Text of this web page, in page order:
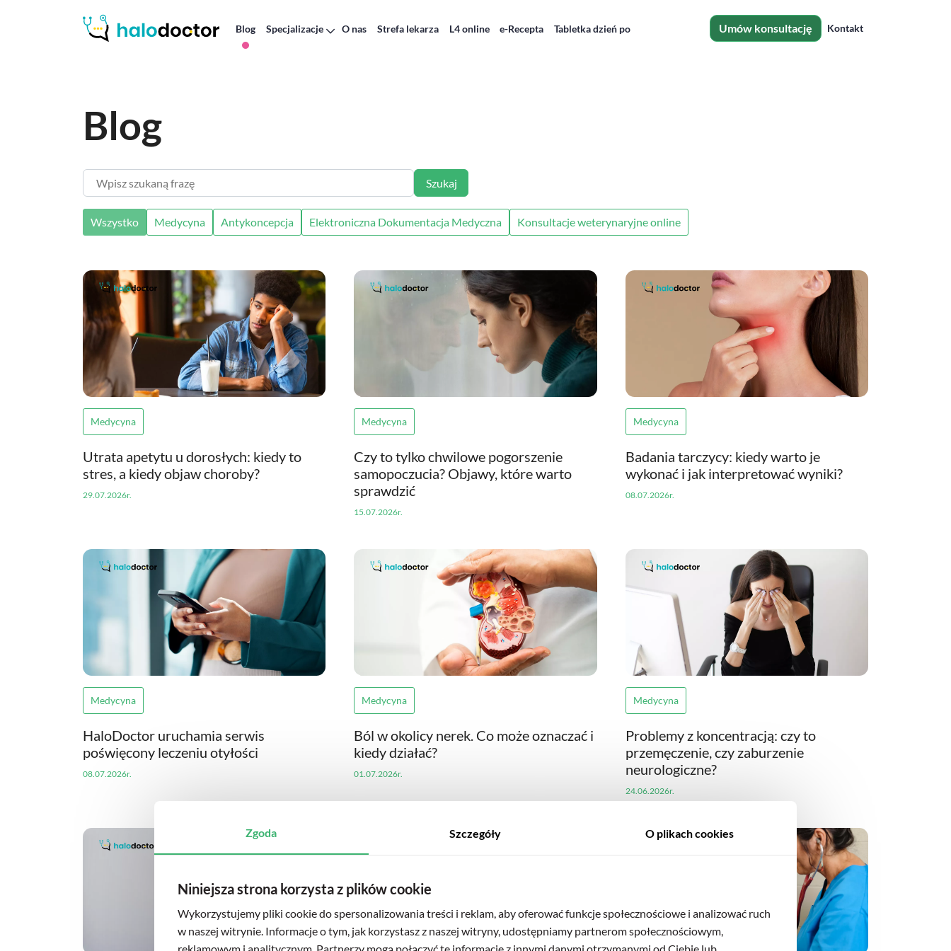
Blog Specjalizacje O nas Strefa lekarza L4 online e-Recepta Tabletka dzień po Umów konsultację Kontakt
Blog
Wpisz szukaną frazę Szukaj
Wszystko Medycyna Antykoncepcja Elektroniczna Dokumentacja Medyczna Konsultacje weterynaryjne online
Medycyna
Utrata apetytu u dorosłych: kiedy to
stres, a kiedy objaw choroby?
29.07.2026r.
Medycyna
Czy to tylko chwilowe pogorszenie
samopoczucia? Objawy, które warto
sprawdzić
15.07.2026r.
Medycyna
Badania tarczycy: kiedy warto je
wykonać i jak interpretować wyniki?
08.07.2026r.
Medycyna
HaloDoctor uruchamia serwis
poświęcony leczeniu otyłości
08.07.2026r.
Medycyna
Ból w okolicy nerek. Co może oznaczać i
kiedy działać?
01.07.2026r.
Medycyna
Problemy z koncentracją: czy to
przemęczenie, czy zaburzenie
neurologiczne?
24.06.2026r.
Zgoda Szczegóły O plikach cookies
Niniejsza strona korzysta z plików cookie
Wykorzystujemy pliki cookie do spersonalizowania treści i reklam, aby oferować funkcje społecznościowe i analizować ruch
w naszej witrynie. Informacje o tym, jak korzystasz z naszej witryny, udostępniamy partnerom społecznościowym,
reklamowym i analitycznym. Partnerzy mogą połączyć te informacje z innymi danymi otrzymanymi od Ciebie lub